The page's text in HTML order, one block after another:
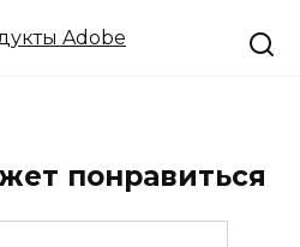
понравиться